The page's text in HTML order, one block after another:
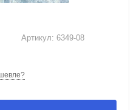
Артикул: 6349-08